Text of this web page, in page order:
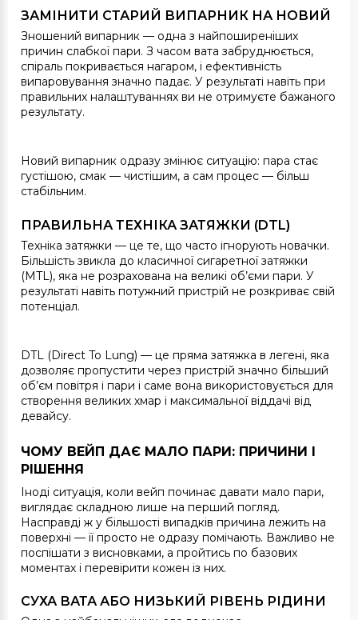
ЗАМІНИТИ СТАРИЙ ВИПАРНИК НА НОВИЙ
Зношений випарник — одна з найпоширеніших
причин слабкої пари. З часом вата забруднюється,
спіраль покривається нагаром, і ефективність
випаровування значно падає. У результаті навіть при
правильних налаштуваннях ви не отримуєте бажаного
результату.
Новий випарник одразу змінює ситуацію: пара стає
густішою, смак — чистішим, а сам процес — більш
стабільним.
ПРАВИЛЬНА ТЕХНІКА ЗАТЯЖКИ (DTL)
Техніка затяжки — це те, що часто ігнорують новачки.
Більшість звикла до класичної сигаретної затяжки
(MTL), яка не розрахована на великі об’єми пари. У
результаті навіть потужний пристрій не розкриває свій
потенціал.
DTL (Direct To Lung) — це пряма затяжка в легені, яка
дозволяє пропустити через пристрій значно більший
об’єм повітря і пари і саме вона використовується для
створення великих хмар і максимальної віддачі від
девайсу.
ЧОМУ ВЕЙП ДАЄ МАЛО ПАРИ: ПРИЧИНИ І
РІШЕННЯ
Іноді ситуація, коли вейп починає давати мало пари,
виглядає складною лише на перший погляд.
Насправді ж у більшості випадків причина лежить на
поверхні — її просто не одразу помічають. Важливо не
поспішати з висновками, а пройтись по базових
моментах і перевірити кожен із них.
СУХА ВАТА АБО НИЗЬКИЙ РІВЕНЬ РІДИНИ